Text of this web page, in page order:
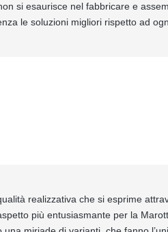
si esaurisce nel fabbricare e
le soluzioni migliori rispetto ad
realizzativa che si esprime
più entusiasmante per la